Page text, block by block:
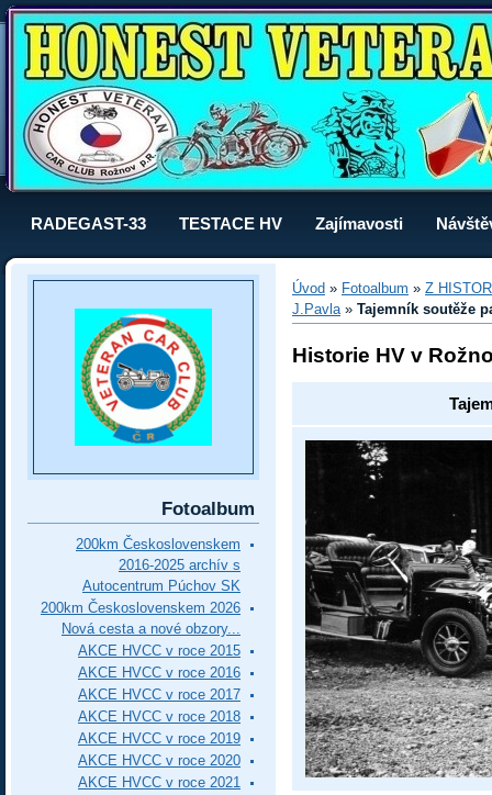
RADEGAST-33 TESTACE HV Zajímavosti
Úvod » Fotoalbum » Z
J.Pavla» Tajemník soutěže
Historie HV v
Fotoalbum
200km Československem
2016-2025 archív s
Autocentrum Púchov SK
200km Československem 2026
Nová cesta a nové obzory...
AKCE HVCC v roce 2015
AKCE HVCC v roce 2016
AKCE HVCC v roce 2017
AKCE HVCC v roce 2018
AKCE HVCC v roce 2019
AKCE HVCC v roce 2020
AKCE HVCC v roce 2021